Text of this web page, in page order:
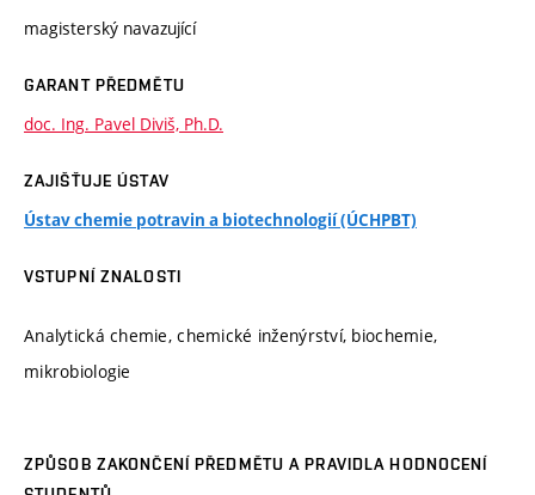
magisterský navazující
GARANT PŘEDMĚTU
doc. Ing. Pavel Diviš, Ph.D.
ZAJIŠŤUJE ÚSTAV
Ústav chemie potravin a biotechnologií (ÚCHPBT)
VSTUPNÍ ZNALOSTI
Analytická chemie, chemické inženýrství, biochemie,
mikrobiologie
ZPŮSOB ZAKONČENÍ PŘEDMĚTU A PRAVIDLA HODNOCENÍ